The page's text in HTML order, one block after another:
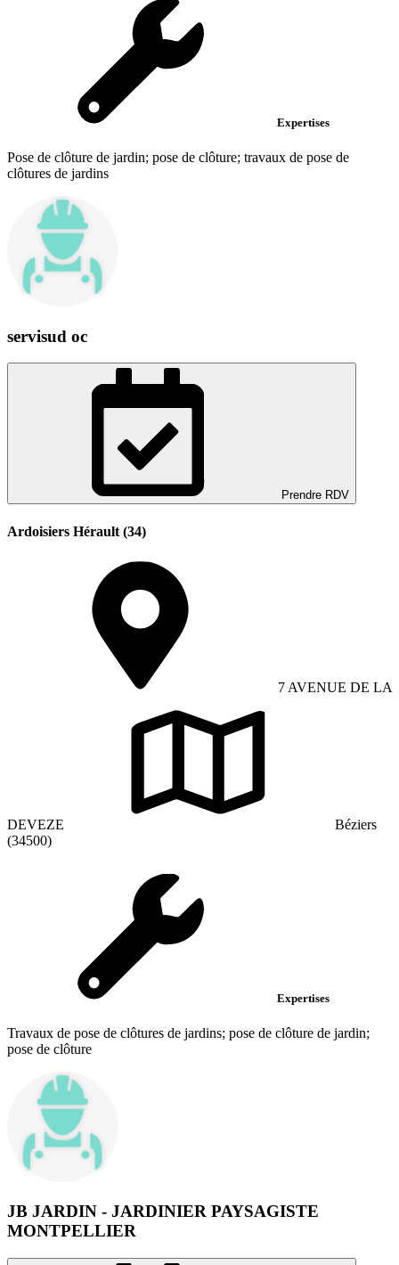
Expertises
Pose de clôture de jardin; pose de clôture; travaux de pose de
clôtures de jardins
servisud oc
Prendre RDV
Ardoisiers Hérault (34)
7 AVENUE DE LA
DEVEZE
Béziers
(34500)
Expertises
Travaux de pose de clôtures de jardins; pose de clôture de jardin;
pose de clôture
JB JARDIN - JARDINIER PAYSAGISTE
MONTPELLIER